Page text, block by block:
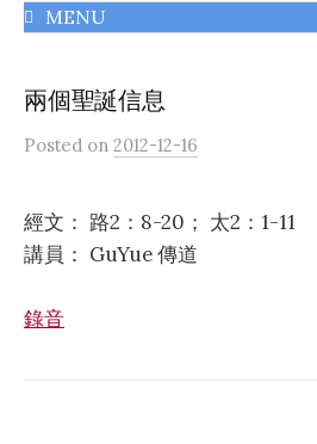
MENU
兩個聖誕信息
Posted on 2012-12-16
經文： 路2：8-20； 太2：1-11
講員： GuYue 傳道
錄音